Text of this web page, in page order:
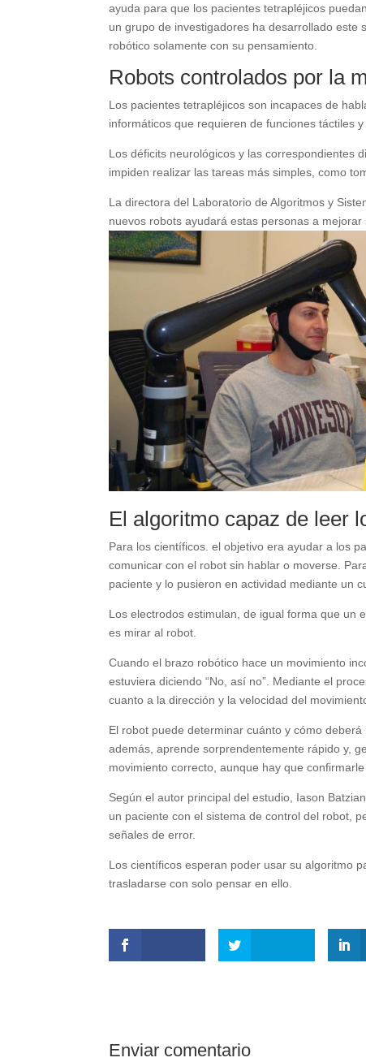
ayuda para que los pacientes tetrapléjicos
un grupo de investigadores ha desarrollado este
robótico solamente con su pensamiento.
Robots controlados por la
Los pacientes tetrapléjicos son incapaces de
informáticos que requieren de funciones táctiles
Los déficits neurológicos y las correspondientes
impiden realizar las tareas más simples, como
La directora del Laboratorio de Algoritmos y
nuevos robots ayudará estas personas a
El algoritmo capaz de leer
Para los científicos. el objetivo era ayudar a los
comunicar con el robot sin hablar o moverse.
paciente y lo pusieron en actividad mediante un
Los electrodos estimulan, de igual forma que un
es mirar al robot.
Cuando el brazo robótico hace un movimiento
estuviera diciendo “No, así no”. Mediante el
cuanto a la dirección y la velocidad del
El robot puede determinar cuánto y cómo
además, aprende sorprendentemente rápido y,
movimiento correcto, aunque hay que
Según el autor principal del estudio, Iason
un paciente con el sistema de control del robot,
señales de error.
Los científicos esperan poder usar su algoritmo
trasladarse con solo pensar en ello.
Enviar comentario